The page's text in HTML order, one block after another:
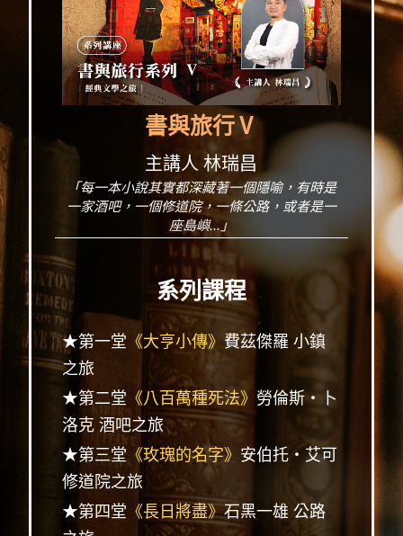
書與旅行Ⅴ
主講人 林瑞昌
「每一本小說其實都深藏著一個隱喻，有時是
一家酒吧，一個修道院，一條公路，或者是一
座島嶼...」
系列課程
★第一堂 《大亨小傳》 費茲傑羅 小鎮
之旅
★第二堂 《八百萬種死法》 勞倫斯‧卜
洛克 酒吧之旅
★第三堂 《玫瑰的名字》 安伯托‧艾可
修道院之旅
★第四堂 《長日將盡》石黑一雄 公路